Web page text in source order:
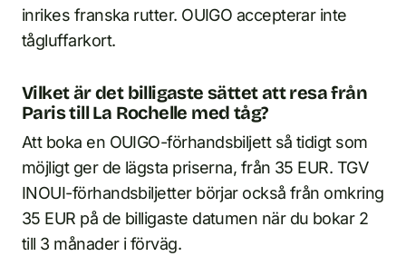
inrikes franska rutter. OUIGO accepterar inte
tågluffarkort.
Vilket är det billigaste sättet att resa från
Paris till La Rochelle med tåg?
Att boka en OUIGO-förhandsbiljett så tidigt som
möjligt ger de lägsta priserna, från 35 EUR. TGV
INOUI-förhandsbiljetter börjar också från omkring
35 EUR på de billigaste datumen när du bokar 2
till 3 månader i förväg.